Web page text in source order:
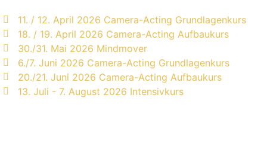
11. / 12. April 2026 Camera-Acting Grundlagenkurs
18. / 19. April 2026 Camera-Acting Aufbaukurs
30./31. Mai 2026 Mindmover
6./7. Juni 2026 Camera-Acting Grundlagenkurs
20./21. Juni 2026 Camera-Acting Aufbaukurs
13. Juli - 7. August 2026 Intensivkurs